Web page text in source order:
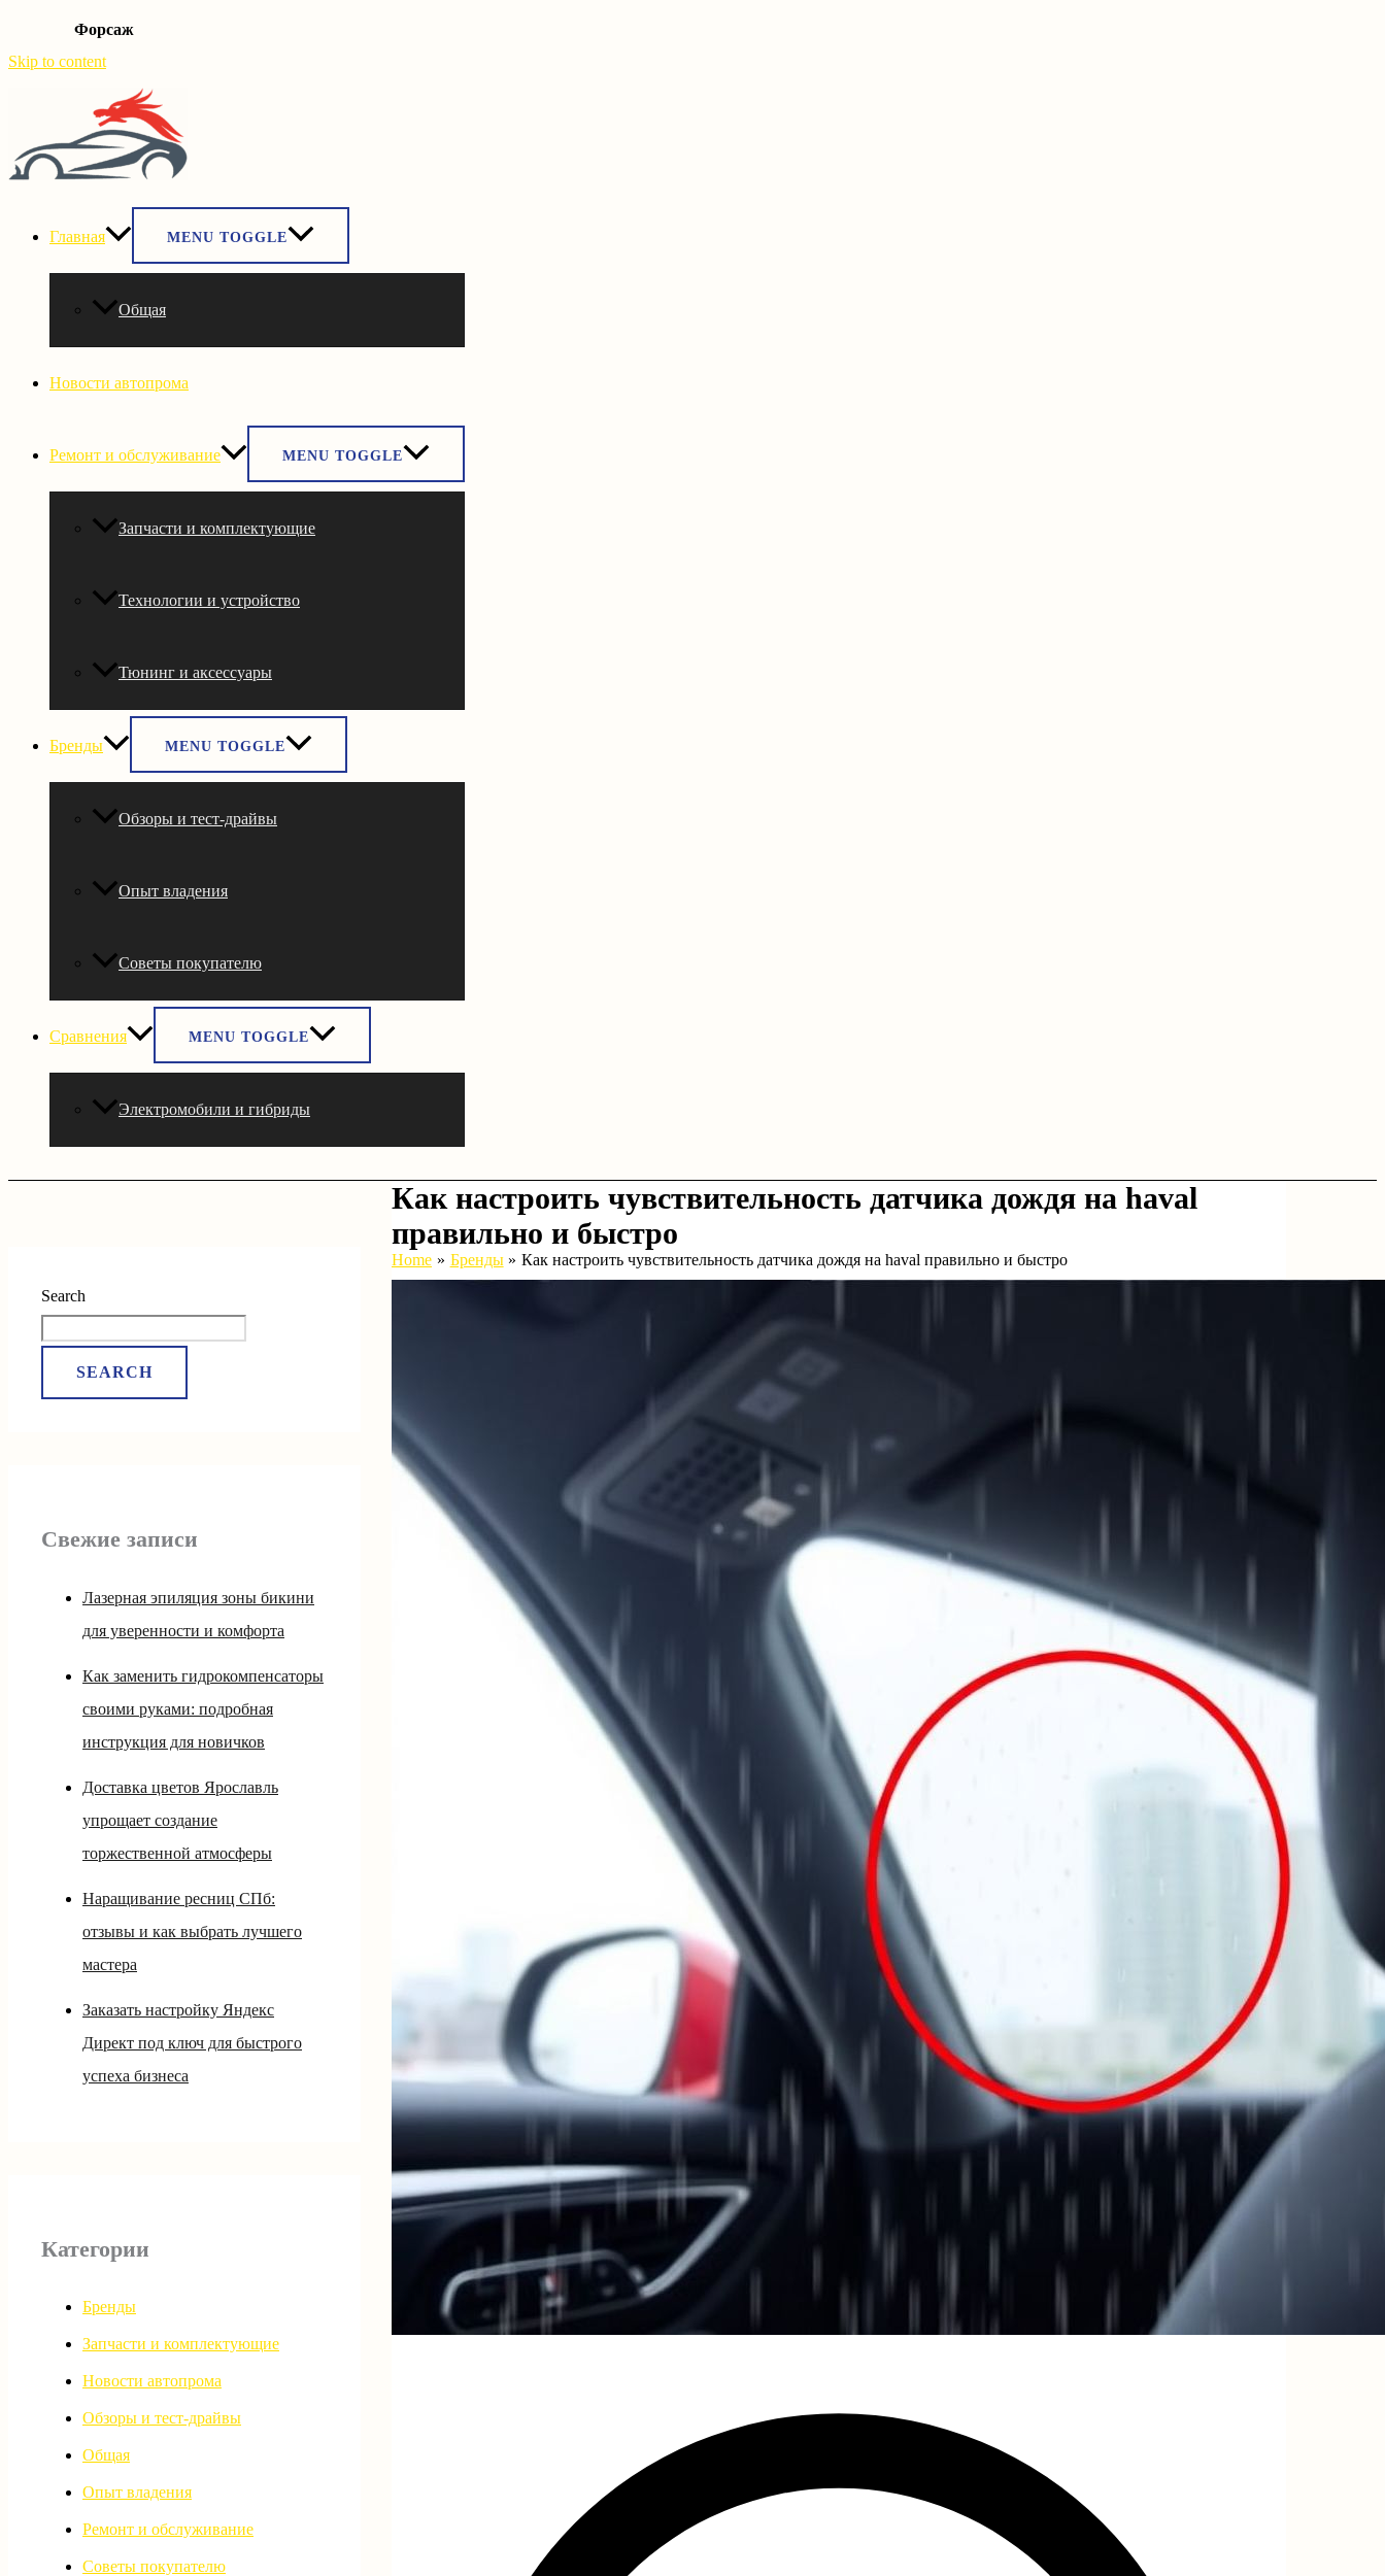
Форсаж
Skip to content
Главная MENU TOGGLE
Общая
Новости автопрома
Ремонт и обслуживание MENU TOGGLE
Запчасти и комплектующие
Технологии и устройство
Тюнинг и аксессуары
Бренды MENU TOGGLE
Обзоры и тест-драйвы
Опыт владения
Советы покупателю
Сравнения MENU TOGGLE
Электромобили и гибриды
Search
SEARCH
Свежие записи
Лазерная эпиляция зоны бикини
для уверенности и комфорта
Как заменить гидрокомпенсаторы
своими руками: подробная
инструкция для новичков
Доставка цветов Ярославль
упрощает создание
торжественной атмосферы
Наращивание ресниц СПб:
отзывы и как выбрать лучшего
мастера
Заказать настройку Яндекс
Директ под ключ для быстрого
успеха бизнеса
Категории
Бренды
Запчасти и комплектующие
Новости автопрома
Обзоры и тест-драйвы
Общая
Опыт владения
Ремонт и обслуживание
Советы покупателю
Как настроить чувствительность датчика дождя на haval
правильно и быстро
Home Бренды Как настроить чувствительность датчика дождя на haval правильно и быстро